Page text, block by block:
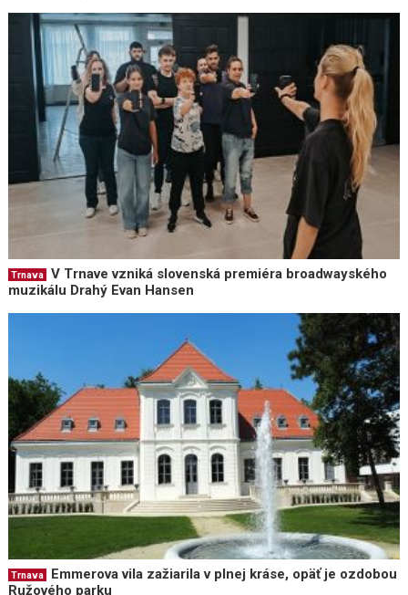
Trnava
V Trnave vzniká slovenská premiéra broadwayského
muzikálu Drahý Evan Hansen
Trnava
Emmerova vila zažiarila v plnej kráse, opäť je ozdobou
Ružového parku